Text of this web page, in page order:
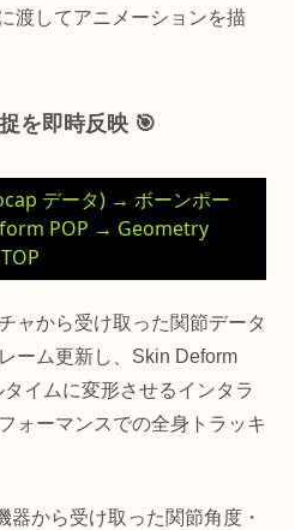
渡してアニメーションを描
を即時反映 🎯
データ) → ボーンポー
POP → Geometry
ャから受け取った関節データ
ーム更新し、Skin Deform
イムに変形させるインタラ
ォーマンスでの全身トラッキ
器から受け取った関節角度・